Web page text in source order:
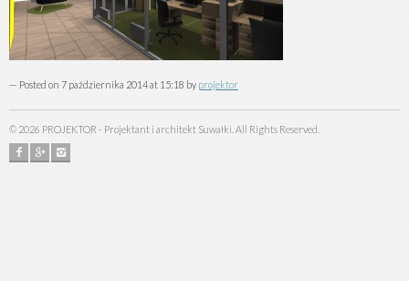
— Posted on 7 października 2014 at 15:18 by projektor
© 2026 PROJEKTOR - Projektant i architekt Suwałki. All Rights Reserved.